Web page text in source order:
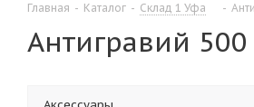
Главная - Каталог - Склад 1 Уфа -
Антигравий